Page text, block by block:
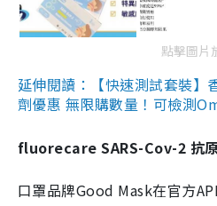
點擊圖片
延伸閱讀：【快速測試套裝】
劑優惠 無限購數量！可檢測
fluorecare SARS-Cov-2 抗
口罩品牌Good Mask在官方